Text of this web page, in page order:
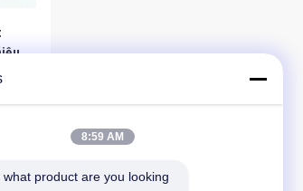
8:59 AM
what product are you looking